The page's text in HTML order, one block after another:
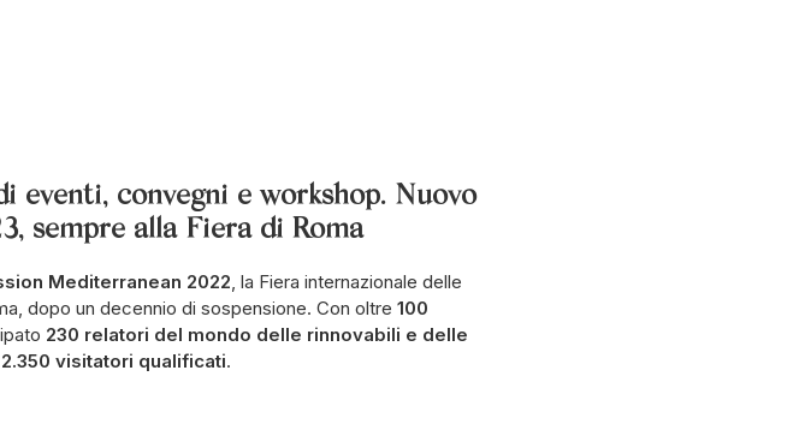
convegni e workshop. Nuovo
sempre alla Fiera di Roma
Mediterranean 2022, la Fiera internazionale delle
dopo un decennio di sospensione. Con oltre 100
230 relatori del mondo delle rinnovabili e delle
2.350 visitatori qualificati.